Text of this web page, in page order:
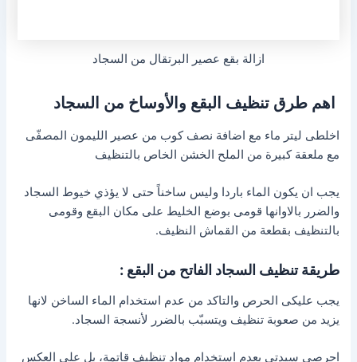
ازالة بقع عصير البرتقال من السجاد
اهم طرق تنظيف البقع والأوساخ من السجاد
اخلطى ليتر ماء مع اضافة نصف كوب من عصير الليمون المصفّى
مع ملعقة كبيرة من الملح الخشن الخاص بالتنظيف
يجب ان يكون الماء باردا وليس ساخناً حتى لا يؤذي خيوط السجاد
والضرر بالاوانها قومى بوضع الخليط على مكان البقع وقومى
بالتنظيف بقطعة من القماش النظيف.
طريقة تنظيف السجاد الفاتح من البقع :
يجب عليكى الحرص والتاكد من عدم استخدام الماء الساخن لانها
يزيد من صعوبة تنظيف ويتسبّب بالضرر لأنسجة السجاد.
احرصى سيدتى بعدم استخدام مواد تنظيف قاتمة، بل على العكس